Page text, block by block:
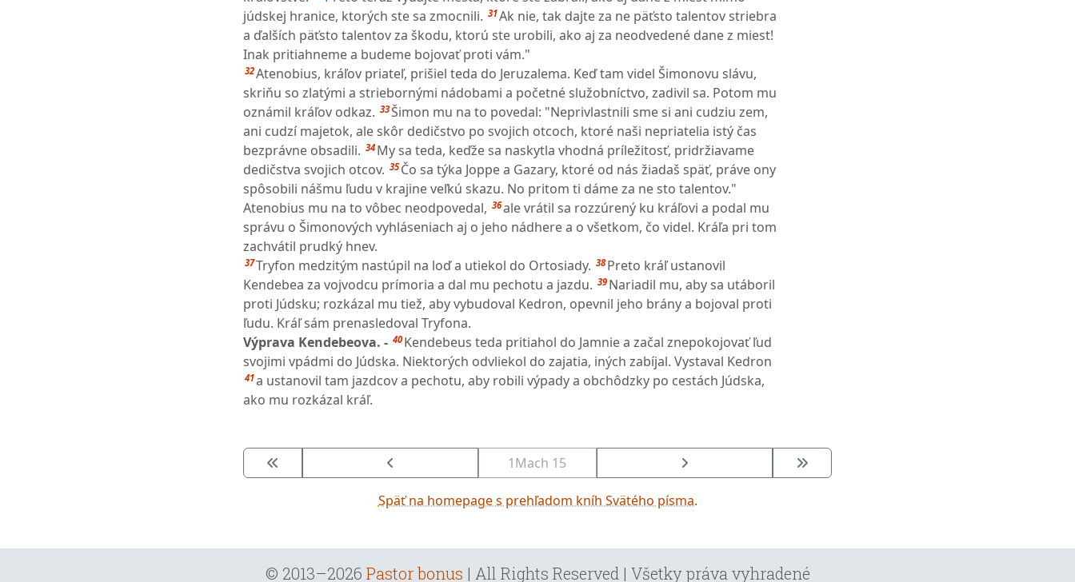
júdskej hranice, ktorých ste sa zmocnili. 31Ak nie, tak dajte za ne päťsto talentov striebra
a ďalších päťsto talentov za škodu, ktorú ste urobili, ako aj za neodvedené dane z miest!
Inak pritiahneme a budeme bojovať proti vám."
32Atenobius, kráľov priateľ, prišiel teda do Jeruzalema. Keď tam videl Šimonovu slávu,
skriňu so zlatými a striebornými nádobami a početné služobníctvo, zadivil sa. Potom mu
oznámil kráľov odkaz. 33Šimon mu na to povedal: "Neprivlastnili sme si ani cudziu zem,
ani cudzí majetok, ale skôr dedičstvo po svojich otcoch, ktoré naši nepriatelia istý čas
bezprávne obsadili. 34 My sa teda, keďže sa naskytla vhodná príležitosť, pridržiavame
dedičstva svojich otcov. 35 Čo sa týka Joppe a Gazary, ktoré od nás žiadaš späť, práve ony
spôsobili nášmu ľudu v krajine veľkú skazu. No pritom ti dáme za ne sto talentov."
Atenobius mu na to vôbec neodpovedal, 36ale vrátil sa rozzúrený ku kráľovi a podal mu
správu o Šimonových vyhláseniach aj o jeho nádhere a o všetkom, čo videl. Kráľa pri tom
zachvátil prudký hnev.
37Tryfon medzitým nastúpil na loď a utiekol do Ortosiady. 38 Preto kráľ ustanovil
Kendebea za vojvodcu prímoria a dal mu pechotu a jazdu. 39 Nariadil mu, aby sa utáboril
proti Júdsku; rozkázal mu tiež, aby vybudoval Kedron, opevnil jeho brány a bojoval proti
ľudu. Kráľ sám prenasledoval Tryfona.
Výprava Kendebeova. - 40 Kendebeus teda pritiahol do Jamnie a začal znepokojovať ľud
svojimi vpádmi do Júdska. Niektorých odvliekol do zajatia, iných zabíjal. Vystaval Kedron
41a ustanovil tam jazdcov a pechotu, aby robili výpady a obchôdzky po cestách Júdska,
ako mu rozkázal kráľ.
1Mach 15
Späť na homepage s prehľadom kníh Svätého písma.
© 2013–2026 Pastor bonus | All Rights Reserved | Všetky práva vyhradené